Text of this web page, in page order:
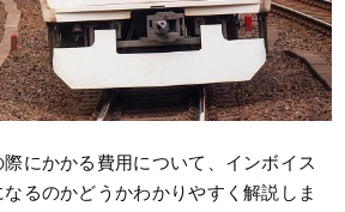
にかかる費用について、インボイス
るのかどうかわかりやすく解説しま